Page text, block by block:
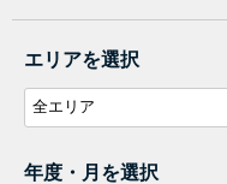
エリアを選択
年度・月を選択